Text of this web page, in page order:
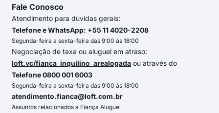
Fale Conosco
Atendimento para dúvidas gerais:
Telefone e WhatsApp: +55 11 4020-2208
Segunda-feira a sexta-feira das 9:00 às 18:00
Negociação de taxa ou aluguel em atraso:
loft.vc/fianca_inquilino_arealogada ou através do
Telefone 0800 001 6003
Segunda-feira a sexta-feira das 9:00 às 18:00
atendimento.fianca@loft.com.br
Assuntos relacionados a Fiança Aluguel